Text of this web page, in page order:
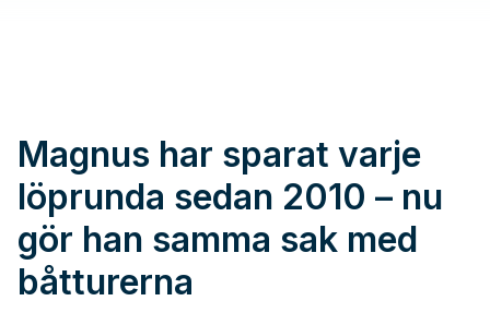
Magnus har sparat varje
löprunda sedan 2010 – nu
gör han samma sak med
båtturerna